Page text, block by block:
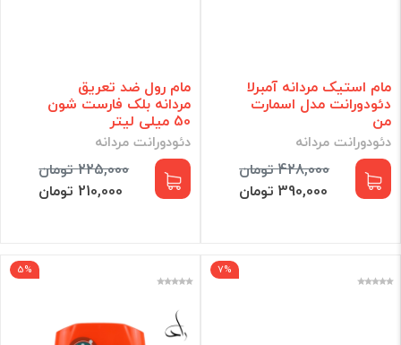
مام استیک مردانه آمبرلا
دئودورانت مدل اسمارت
من
دئودورانت مردانه
428,000 تومان
390,000 تومان
مام رول ضد تعریق
مردانه بلک فارست شون
50 میلی لیتر
دئودورانت مردانه
225,000 تومان
210,000 تومان
7%
5%